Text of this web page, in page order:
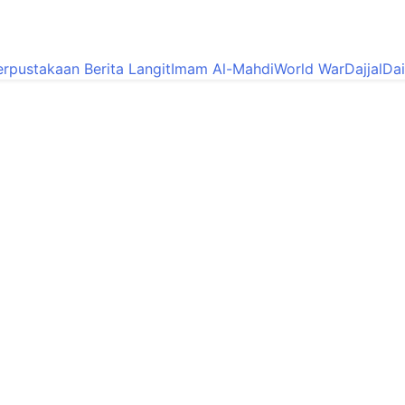
Berita LangitImam Al-MahdiWorld WarDajjal